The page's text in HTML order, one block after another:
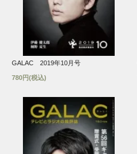
GALAC 2019年10月号
780円(税込)